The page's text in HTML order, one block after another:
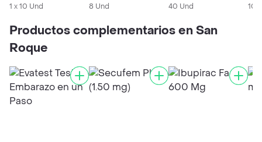
1 x 10 Und
8 Und
40 Und
10
Productos complementarios en San
Roque